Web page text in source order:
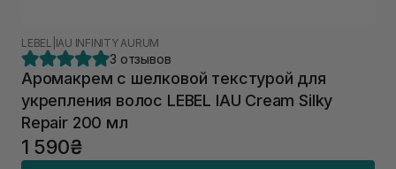
LEBEL IAU INFINITY AURUM
3 отзывов
Аромакрем с шелковой текстурой для
укрепления волос LEBEL IAU Cream Silky
Repair 200 мл
1 590₴